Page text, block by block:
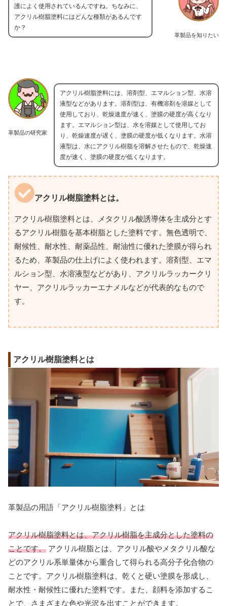
革製品を知りたい
護によく使用されているんですね。ちなみに、
アクリル樹脂塗料にはどんな種類があるんです
か？
革製品の研究家
アクリル樹脂塗料には、溶剤型、エマルション型、水溶
液型などがあります。溶剤型は、有機溶剤を溶媒として
使用しており、乾燥速度が速く、塗膜の硬度が高くなり
ます。エマルション型は、水を溶媒として使用してお
り、乾燥速度が遅く、塗膜の硬度が低くなります。水溶
液型は、水にアクリル樹脂を溶解させたもので、乾燥速
度が速く、塗膜の硬度が低くなります。
アクリル樹脂塗料とは。
アクリル樹脂塗料とは、メタクリル酸誘導体を主成分とす
るアクリル樹脂を基本樹脂とした塗料です。無色透明で、
耐候性、耐水性、耐薬品性、耐油性に優れた塗膜が得られ
るため、革製品の仕上げによく使われます。溶剤型、エマ
ルション型、水溶液型などがあり、アクリルラッカークリ
ヤー、アクリルラッカーエナメルなどが代表的なもので
す。
アクリル樹脂塗料とは
革製品の用語「アクリル樹脂塗料」とは
アクリル樹脂塗料とは、アクリル樹脂を主成分とした塗料の
ことです。 アクリル樹脂とは、アクリル酸やメタクリル酸な
どのアクリル系単量体から重合して得られる高分子化合物の
ことです。アクリル樹脂塗料は、乾くと硬い塗膜を形成し、
耐水性・耐候性に優れた塗料です。また、顔料を添加するこ
とで、さまざまな色や光沢を出すことができます。